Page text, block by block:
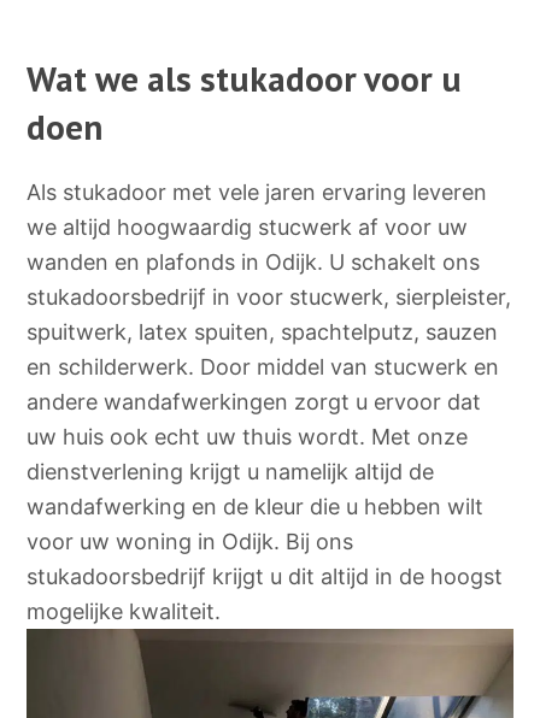
Wat we als stukadoor voor u
doen
Als stukadoor met vele jaren ervaring leveren
we altijd hoogwaardig stucwerk af voor uw
wanden en plafonds in Odijk. U schakelt ons
stukadoorsbedrijf in voor stucwerk, sierpleister,
spuitwerk, latex spuiten, spachtelputz, sauzen
en schilderwerk. Door middel van stucwerk en
andere wandafwerkingen zorgt u ervoor dat
uw huis ook echt uw thuis wordt. Met onze
dienstverlening krijgt u namelijk altijd de
wandafwerking en de kleur die u hebben wilt
voor uw woning in Odijk. Bij ons
stukadoorsbedrijf krijgt u dit altijd in de hoogst
mogelijke kwaliteit.